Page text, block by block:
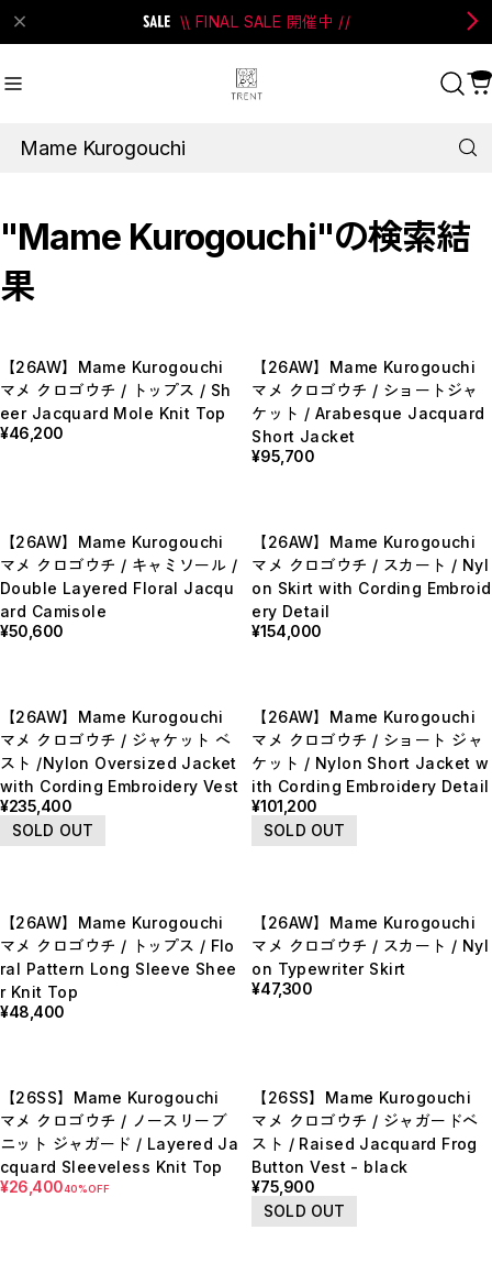
\\ FINAL SALE 開催中 //
Bell #Perks And Mini
#SALE #SAN SAN GEAR
#POOLDE
#Andersson Bell
Category
SALE / セール
LADIES
B
C
E
F
G
L
N
O
P
R
S
U
A
B
D
E
F
R
S
T
W
Y
【LADIES】ITEM LIST
"Mame Kurogouchi"の検索結
果
【26AW】Mame Kurogouchi
マメ クロゴウチ / トップス / Sh
eer Jacquard Mole Knit Top
¥46,200
【26AW】Mame Kurogouchi
マメ クロゴウチ / ショートジャ
ケット / Arabesque Jacquard
Short Jacket
¥95,700
【26AW】Mame Kurogouchi
マメ クロゴウチ / キャミソール /
Double Layered Floral Jacqu
ard Camisole
¥50,600
【26AW】Mame Kurogouchi
マメ クロゴウチ / スカート / Nyl
on Skirt with Cording Embroid
ery Detail
¥154,000
【26AW】Mame Kurogouchi
マメ クロゴウチ / ジャケット ベ
スト /Nylon Oversized Jacket
with Cording Embroidery Vest
¥235,400
SOLD OUT
【26AW】Mame Kurogouchi
マメ クロゴウチ / ショート ジャ
ケット / Nylon Short Jacket w
ith Cording Embroidery Detail
¥101,200
SOLD OUT
【26AW】Mame Kurogouchi
マメ クロゴウチ / トップス / Flo
ral Pattern Long Sleeve Shee
r Knit Top
¥48,400
【26AW】Mame Kurogouchi
マメ クロゴウチ / スカート / Nyl
on Typewriter Skirt
¥47,300
【26SS】Mame Kurogouchi
マメ クロゴウチ / ノースリーブ
ニット ジャガード / Layered Ja
cquard Sleeveless Knit Top
¥26,40040%OFF
【26SS】Mame Kurogouchi
マメ クロゴウチ / ジャガードベ
スト / Raised Jacquard Frog
Button Vest - black
¥75,900
SOLD OUT